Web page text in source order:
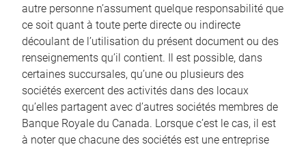
autre personne n’assument quelque responsabilité que
ce soit quant à toute perte directe ou indirecte
découlant de l’utilisation du présent document ou des
renseignements qu’il contient. Il est possible, dans
certaines succursales, qu’une ou plusieurs des
sociétés exercent des activités dans des locaux
qu’elles partagent avec d’autres sociétés membres de
Banque Royale du Canada. Lorsque c’est le cas, il est
à noter que chacune des sociétés est une entreprise